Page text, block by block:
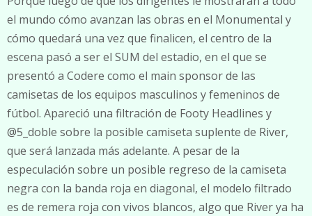
el mundo cómo avanzan las obras en el Monumental y
cómo quedará una vez que finalicen, el centro de la
escena pasó a ser el SUM del estadio, en el que se
presentó a Codere como el main sponsor de las
camisetas de los equipos masculinos y femeninos de
fútbol. Apareció una filtración de Footy Headlines y
@5_doble sobre la posible camiseta suplente de River,
que será lanzada más adelante. A pesar de la
especulación sobre un posible regreso de la camiseta
negra con la banda roja en diagonal, el modelo filtrado
es de remera roja con vivos blancos, algo que River ya ha